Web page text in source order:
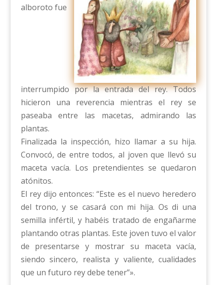
alboroto fue
interrumpido por la entrada del rey. Todos
hicieron una reverencia mientras el rey se
paseaba entre las macetas, admirando las
plantas.
Finalizada la inspección, hizo llamar a su hija.
Convocó, de entre todos, al joven que llevó su
maceta vacía. Los pretendientes se quedaron
atónitos.
El rey dijo entonces: “Este es el nuevo heredero
del trono, y se casará con mi hija. Os di una
semilla infértil, y habéis tratado de engañarme
plantando otras plantas. Este joven tuvo el valor
de presentarse y mostrar su maceta vacía,
siendo sincero, realista y valiente, cualidades
que un futuro rey debe tener”».